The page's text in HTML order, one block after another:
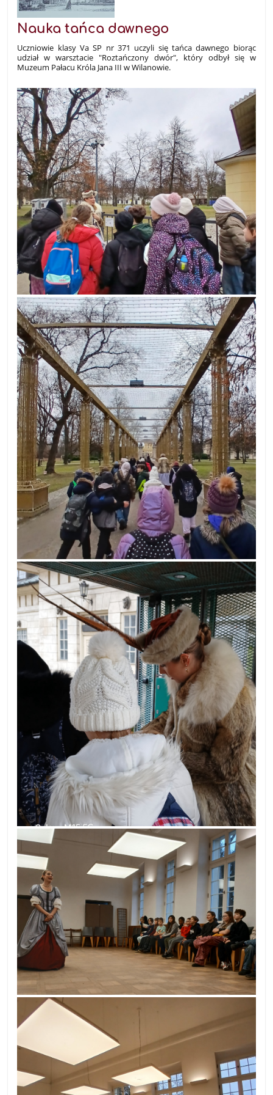
Nauka tańca dawnego
Uczniowie klasy Va SP nr 371 uczyli się tańca dawnego biorąc
udział w warsztacie "Roztańczony dwór", który odbył się w
Muzeum Pałacu Króla Jana III w Wilanowie.